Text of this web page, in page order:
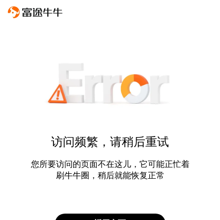
访问频繁，请稍后重试
您所要访问的页面不在这儿，它可能正忙着
刷牛牛圈，稍后就能恢复正常